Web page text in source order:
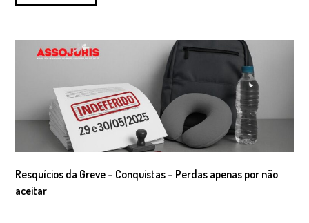
Resquícios da Greve – Conquistas – Perdas apenas por não
aceitar